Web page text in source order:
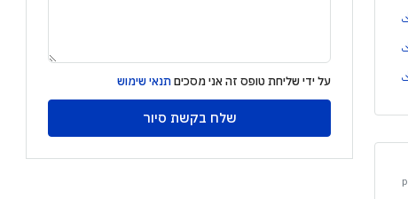
על ידי שליחת טופס זה אני מסכיםתנאי שימוש
שלח בקשת סיור